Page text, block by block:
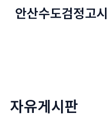
안산수도검정고시
자유게시판